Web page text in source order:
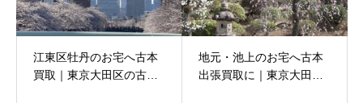
江東区牡丹のお宅へ古本
買取｜東京大田区の古本
地元・池上のお宅へ古本
出張買取に｜東京大田区